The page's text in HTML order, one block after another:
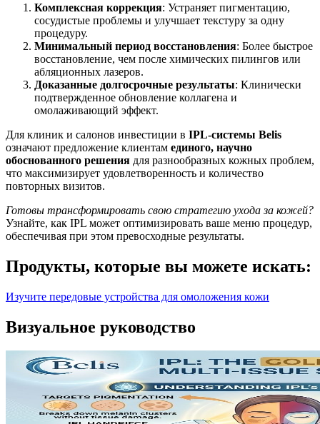
Комплексная коррекция: Устраняет пигментацию,
сосудистые проблемы и улучшает текстуру за одну
процедуру.
Минимальный период восстановления: Более быстрое
восстановление, чем после химических пилингов или
абляционных лазеров.
Доказанные долгосрочные результаты: Клинически
подтвержденное обновление коллагена и
омолаживающий эффект.
Для клиник и салонов инвестиции в IPL-системы Belis
означают предложение клиентам единого, научно
обоснованного решения для разнообразных кожных проблем,
что максимизирует удовлетворенность и количество
повторных визитов.
Готовы трансформировать свою стратегию ухода за кожей?
Узнайте, как IPL может оптимизировать ваше меню процедур,
обеспечивая при этом превосходные результаты.
Продукты, которые вы можете искать:
Изучите передовые устройства для омоложения кожи
Визуальное руководство